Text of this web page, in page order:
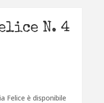
N. 4
Felice è disponibile